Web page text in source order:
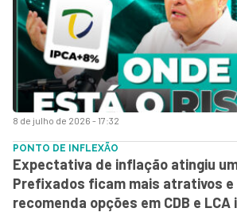
8 de julho de 2026 - 17:32
PONTO DE INFLEXÃO
Expectativa de inflação atingiu
Prefixados ficam mais atrativos
recomenda opções em CDB e LCA